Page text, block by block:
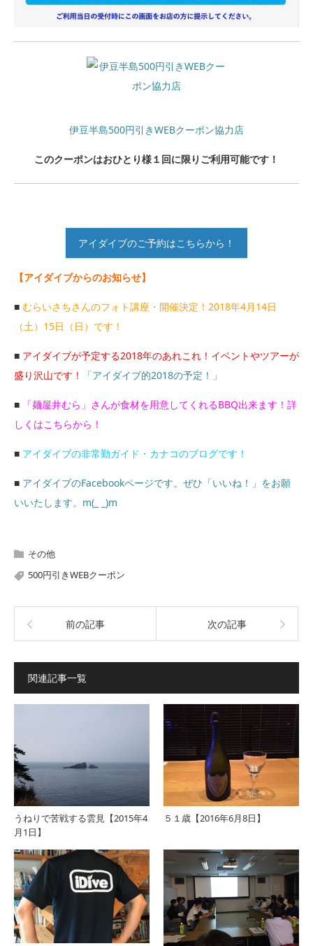
伊豆半島500円引きWEBクーポン協力店
このクーポンはおひとり様１回に限りご利用可能です！
アイダイブのご予約はこちらから！
【アイダイブからのお知らせ】
■ むらいさちさんのフォト講座・開催決定！2018年4月14日
（土）15日（日）です！
■ アイダイブが予定する2018年のあれこれ！イベントやツアーが
盛り沢山です！
「アイダイブ的2018の予定！」
■
「麺屋井むら」さんが食材を用意してくれるBBQ出来ます！詳
しくはこちらから！
■ アイダイブの非常勤ガイド・カナコのブログです！
■ アイダイブのFacebookページです。ぜひ「いいね！」をお願
いいたします。m(_ _)m
その他
500円引きWEBクーポン
前の記事 次の記事
関連記事一覧
うねりで苦戦する雲見【2015年4
月1日】
５１歳【2016年6月8日】